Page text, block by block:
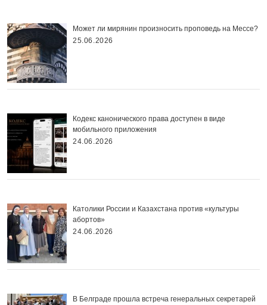
Может ли мирянин произносить проповедь на Мессе?
25.06.2026
Кодекс канонического права доступен в виде
мобильного приложения
24.06.2026
Католики России и Казахстана против «культуры
абортов»
24.06.2026
В Белграде прошла встреча генеральных секретарей